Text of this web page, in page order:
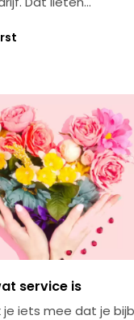
service is
je iets mee dat je